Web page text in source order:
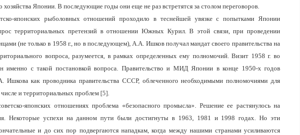
хозяйства Японии. В последующие годы они еще не раз встретятся за столом переговоров.
японских рыболовных отношений проходило в теснейшей увязке с попытками Японии
территориальных претензий в отношении Южных Курил. В этой связи, при проведении
(не только в 1958 г., но в последующем), А.А. Ишков получал мандат своего правительства на
вопроса, разумеется, в рамках определенных ему полномочий. Визит 1958 г. во
именно с такой постановкой вопроса. Правительство и МИД Японии в конце 1950-х годов
Ишкова как проводника правительства СССР, облеченного необходимыми полномочиями для
и территориальных проблем [5].
японских отношениях проблема «безопасного промысла». Решение ее растянулось на
Некоторые успехи на данном пути были достигнуты в 1963, 1981 и 1998 годах. Но эти
и до сих пор подвергаются нападкам, когда между нашими странами усиливаются